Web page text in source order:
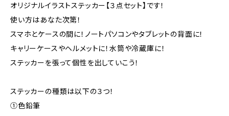
オリジナルイラストステッカー【３点セット】です！
使い方はあなた次第！
スマホとケースの間に！ノートパソコンやタブレットの背面に！
キャリーケースやヘルメットに！水筒や冷蔵庫に！
ステッカーを張って個性を出していこう！
ステッカーの種類は以下の３つ！
①色鉛筆